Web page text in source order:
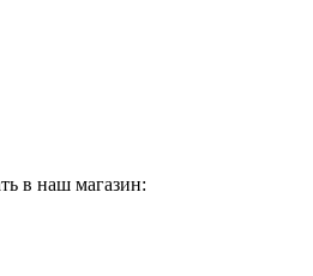
в наш магазин: